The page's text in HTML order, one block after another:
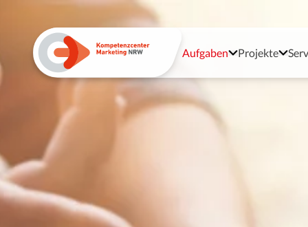
Aufgaben Projekte